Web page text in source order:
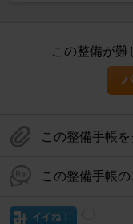
この整備が難
この整備手帳
この整備手帳
イイね！